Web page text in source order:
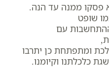
פסקו ממנה עד הנה.
שופט
עם
ומתפתחת כן יתרבו
כלכלתנו וקיומנו.